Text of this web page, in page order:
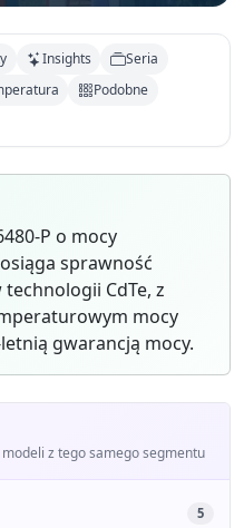
Insights
Seria
Podobne
P o mocy
sprawność
CdTe, z
mocy
gwarancją mocy.
z tego samego segmentu
5